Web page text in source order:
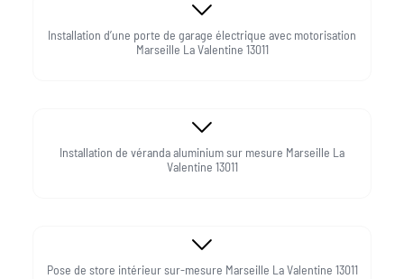
Installation d’une porte de garage électrique avec motorisation
Marseille La Valentine 13011
Installation de véranda aluminium sur mesure Marseille La
Valentine 13011
Pose de store intérieur sur-mesure Marseille La Valentine 13011